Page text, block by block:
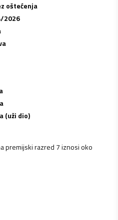
oštećenja
2026
(uži dio)
premijski razred 7 iznosi oko